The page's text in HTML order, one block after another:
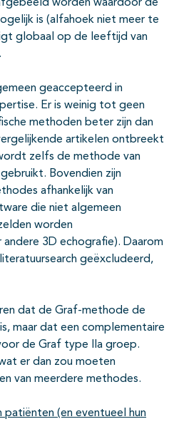
worden waardoor de
is (alfahoek niet meer te
globaal op de leeftijd van
geaccepteerd in
Er is weinig tot geen
methoden beter zijn dan
artikelen ontbreekt
zelfs de methode van
Bovendien zijn
afhankelijk van
die niet algemeen
worden
3D echografie). Daarom
geëxcludeerd,
dat de Graf-methode de
maar dat een complementaire
de Graf type IIa groep.
er dan zou moeten
van meerdere methodes.
patiënten (en eventueel hun